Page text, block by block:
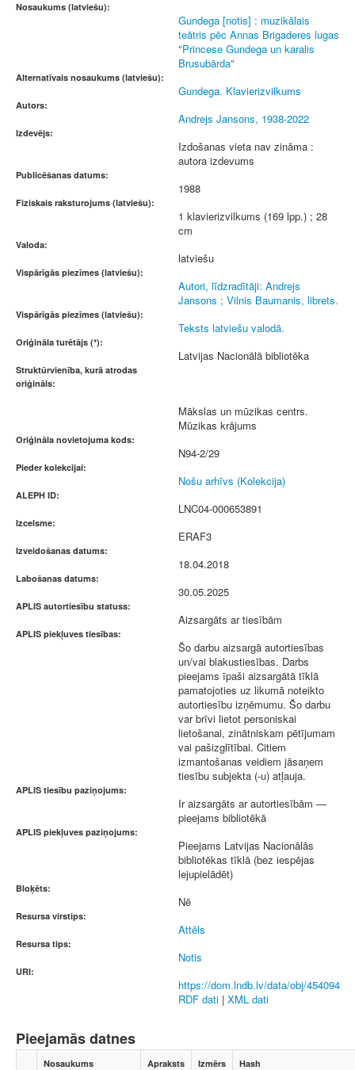
Nosaukums (latviešu):
Gundega [notis] : muzikālais
teātris pēc Annas Brigaderes lugas
"Princese Gundega un karalis
Brusubārda"
Alternatīvais nosaukums (latviešu):
Gundega. Klavierizvilkums
Autors:
Andrejs Jansons, 1938-2022
Izdevējs:
Izdošanas vieta nav zināma :
autora izdevums
Publicēšanas datums:
1988
Fiziskais raksturojums (latviešu):
1 klavierizvilkums (169 lpp.) ; 28
cm
Valoda:
latviešu
Vispārīgās piezīmes (latviešu):
Autori, līdzradītāji: Andrejs
Jansons ; Vilnis Baumanis, librets.
Vispārīgās piezīmes (latviešu):
Teksts latviešu valodā.
Oriģināla turētājs (*):
Latvijas Nacionālā bibliotēka
Struktūrvienība, kurā atrodas
oriģināls:
Mākslas un mūzikas centrs.
Mūzikas krājums
Oriģināla novietojuma kods:
N94-2/29
Pieder kolekcijai:
Nošu arhīvs (Kolekcija)
ALEPH ID:
LNC04-000653891
Izcelsme:
ERAF3
Izveidošanas datums:
18.04.2018
Labošanas datums:
30.05.2025
APLIS autortiesību statuss:
Aizsargāts ar tiesībām
APLIS piekļuves tiesības:
Šo darbu aizsargā autortiesības
un/vai blakustiesības. Darbs
pieejams īpaši aizsargātā tīklā
pamatojoties uz likumā noteikto
autortiesību izņēmumu. Šo darbu
var brīvi lietot personiskai
lietošanai, zinātniskam pētījumam
vai pašizglītībai. Citiem
izmantošanas veidiem jāsaņem
tiesību subjekta (-u) atļauja.
APLIS tiesību paziņojums:
Ir aizsargāts ar autortiesībām —
pieejams bibliotēkā
APLIS piekļuves paziņojums:
Pieejams Latvijas Nacionālās
bibliotēkas tīklā (bez iespējas
lejupielādēt)
Bloķēts:
Nē
Resursa virstips:
Attēls
Resursa tips:
Notis
URI:
https://dom.lndb.lv/data/obj/454094
RDF dati | XML dati
Pieejamās datnes
Nosaukums Apraksts Izmērs Hash